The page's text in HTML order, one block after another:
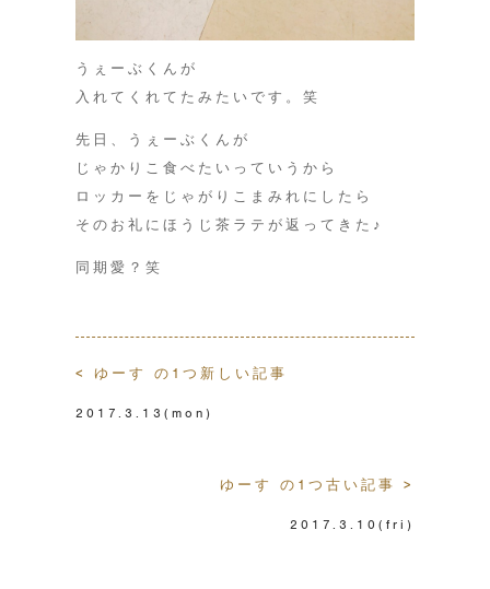
うぇーぶくんが
入れてくれてたみたいです。笑
先日、うぇーぶくんが
じゃかりこ食べたいっていうから
ロッカーをじゃがりこまみれにしたら
そのお礼にほうじ茶ラテが返ってきた♪
同期愛？笑
< ゆーす の1つ新しい記事
2017.3.13 (mon)
ゆーす の1つ古い記事 >
2017.3.10 (fri)